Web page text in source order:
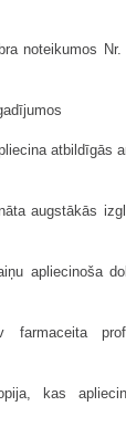
noteikumos
atbildīgās
augstākās
apliecinoša
farmaceita
kas